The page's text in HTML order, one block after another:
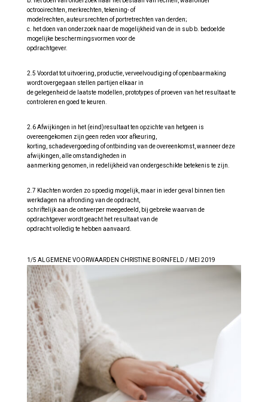
octrooirechten, merkrechten, tekening- of
modelrechten, auteursrechten of portretrechten van derden;
c. het doen van onderzoek naar de mogelijkheid van de in sub b. bedoelde
mogelijke beschermingsvormen voor de
opdrachtgever.
2.5 Voordat tot uitvoering, productie, verveelvoudiging of openbaarmaking
wordt overgegaan stellen partijen elkaar in
de gelegenheid de laatste modellen, prototypes of proeven van het resultaat te
controleren en goed te keuren.
2.6 Afwijkingen in het (eind)resultaat ten opzichte van hetgeen is
overeengekomen zijn geen reden voor afkeuring,
korting, schadevergoeding of ontbinding van de overeenkomst, wanneer deze
afwijkingen, alle omstandigheden in
aanmerking genomen, in redelijkheid van ondergeschikte betekenis te zijn.
2.7 Klachten worden zo spoedig mogelijk, maar in ieder geval binnen tien
werkdagen na afronding van de opdracht,
schriftelijk aan de ontwerper meegedeeld, bij gebreke waarvan de
opdrachtgever wordt geacht het resultaat van de
opdracht volledig te hebben aanvaard.
1/5 ALGEMENE VOORWAARDEN CHRISTINE BORNFELD / MEI 2019